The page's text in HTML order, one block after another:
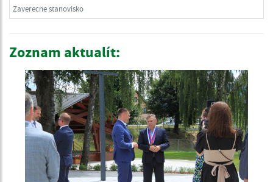
Zaverecne stanovisko
Zoznam aktualít: